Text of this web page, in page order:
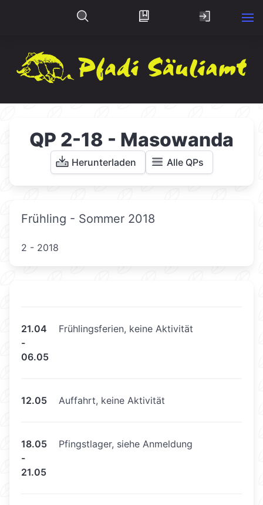
QP 2-18 - Masowanda
Herunterladen Alle QPs
Frühling - Sommer 2018
2 - 2018
21.04
-
06.05
Frühlingsferien, keine Aktivität
12.05 Auffahrt, keine Aktivität
18.05
-
21.05
Pfingstlager, siehe Anmeldung